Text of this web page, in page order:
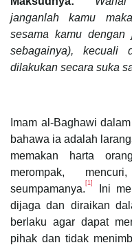
janganlah kamu
sesama kamu
sebagainya), kecuali
dilakukan secara suka
Imam al-Baghawi
bahawa ia adalah
memakan harta
merompak,
seumpamanya. [1]
Ini
dijaga dan diraikan
berlaku agar dapat
pihak dan tidak